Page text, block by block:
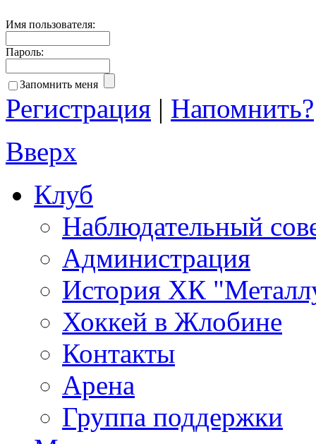
Имя пользователя:
Пароль:
Запомнить меня
Регистрация | Напомнить?
Вверх
Клуб
Наблюдательный
Администрация
История ХК
Хоккей в Жлобине
Контакты
Арена
Группа поддержки